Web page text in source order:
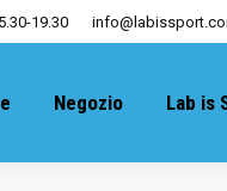
19.30
Negozio Lab is